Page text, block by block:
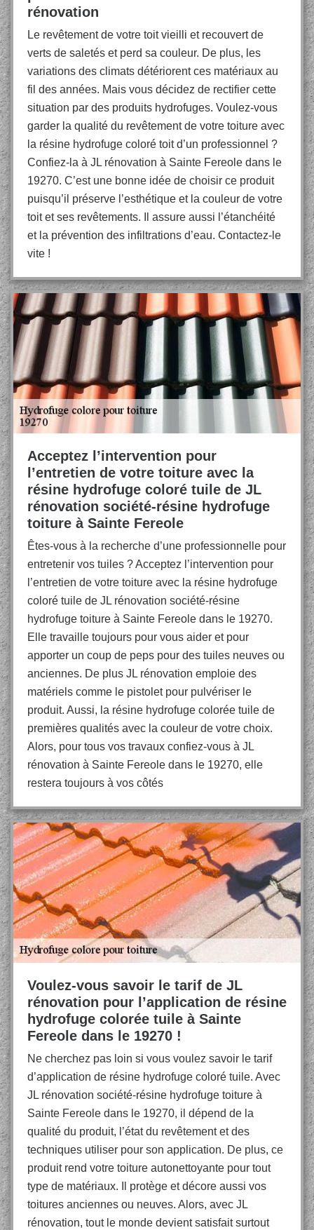
rénovation
Le revêtement de votre toit vieilli et recouvert de
verts de saletés et perd sa couleur. De plus, les
variations des climats détériorent ces matériaux au
fil des années. Mais vous décidez de rectifier cette
situation par des produits hydrofuges. Voulez-vous
garder la qualité du revêtement de votre toiture avec
la résine hydrofuge coloré toit d’un professionnel ?
Confiez-la à JL rénovation à Sainte Fereole dans le
19270. C’est une bonne idée de choisir ce produit
puisqu’il préserve l’esthétique et la couleur de votre
toit et ses revêtements. Il assure aussi l’étanchéité
et la prévention des infiltrations d’eau. Contactez-le
vite !
Acceptez l’intervention pour
l’entretien de votre toiture avec la
résine hydrofuge coloré tuile de JL
rénovation société-résine hydrofuge
toiture à Sainte Fereole
Êtes-vous à la recherche d’une professionnelle pour
entretenir vos tuiles ? Acceptez l’intervention pour
l’entretien de votre toiture avec la résine hydrofuge
coloré tuile de JL rénovation société-résine
hydrofuge toiture à Sainte Fereole dans le 19270.
Elle travaille toujours pour vous aider et pour
apporter un coup de peps pour des tuiles neuves ou
anciennes. De plus JL rénovation emploie des
matériels comme le pistolet pour pulvériser le
produit. Aussi, la résine hydrofuge colorée tuile de
premières qualités avec la couleur de votre choix.
Alors, pour tous vos travaux confiez-vous à JL
rénovation à Sainte Fereole dans le 19270, elle
restera toujours à vos côtés
Voulez-vous savoir le tarif de JL
rénovation pour l’application de résine
hydrofuge colorée tuile à Sainte
Fereole dans le 19270 !
Ne cherchez pas loin si vous voulez savoir le tarif
d’application de résine hydrofuge coloré tuile. Avec
JL rénovation société-résine hydrofuge toiture à
Sainte Fereole dans le 19270, il dépend de la
qualité du produit, l’état du revêtement et des
techniques utiliser pour son application. De plus, ce
produit rend votre toiture autonettoyante pour tout
type de matériaux. Il protège et décore aussi vos
toitures anciennes ou neuves. Alors, avec JL
rénovation, tout le monde devient satisfait surtout